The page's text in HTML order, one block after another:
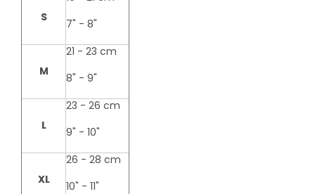
S
7" - 8"
M
21 - 23 cm
8" - 9"
L
23 - 26 cm
9" - 10"
XL
26 - 28 cm
10" - 11"